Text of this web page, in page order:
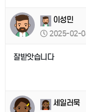
이성민
2025-02-
잘받앗습니다
세일러묵